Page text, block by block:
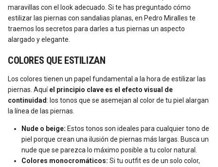
maravillas con el look adecuado. Si te has preguntado cómo
estilizar las piernas con sandalias planas, en Pedro Miralles te
traemos los secretos para darles a tus piernas un aspecto
alargado y elegante.
COLORES QUE ESTILIZAN
Los colores tienen un papel fundamental a la hora de estilizar las
piernas. Aquíel principio clave es el efecto visual de
continuidad: los tonos que se asemejan al color de tu piel alargan
la línea de las piernas.
Nude o beige: Estos tonos son ideales para cualquier tono de
piel porque crean una ilusión de piernas más largas. Busca un
nude que se parezca lo máximo posible a tu color natural.
Colores monocromáticos: Si tu outfit es de un solo color,